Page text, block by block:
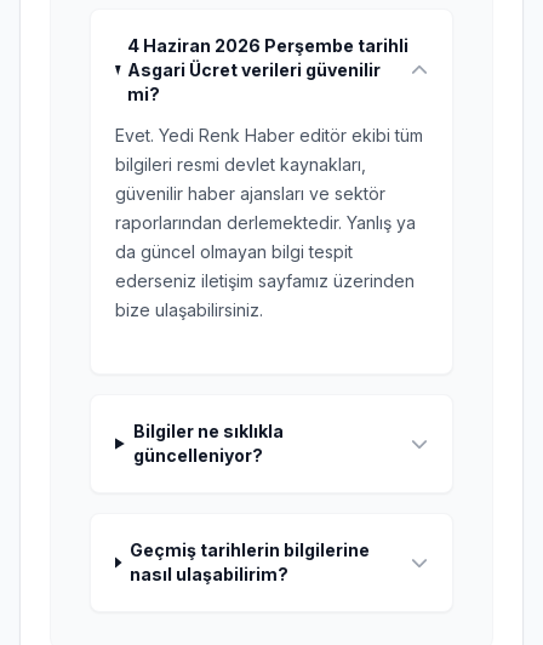
4 Haziran 2026 Perşembe tarihli
Asgari Ücret verileri güvenilir
mi?
Evet. Yedi Renk Haber editör ekibi tüm
bilgileri resmi devlet kaynakları,
güvenilir haber ajansları ve sektör
raporlarından derlemektedir. Yanlış ya
da güncel olmayan bilgi tespit
ederseniz iletişim sayfamız üzerinden
bize ulaşabilirsiniz.
Bilgiler ne sıklıkla
güncelleniyor?
Geçmiş tarihlerin bilgilerine
nasıl ulaşabilirim?